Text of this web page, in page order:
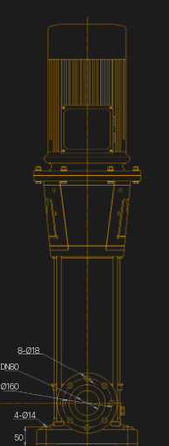
DN80
50
4-Ø14
Ø160
8-Ø18